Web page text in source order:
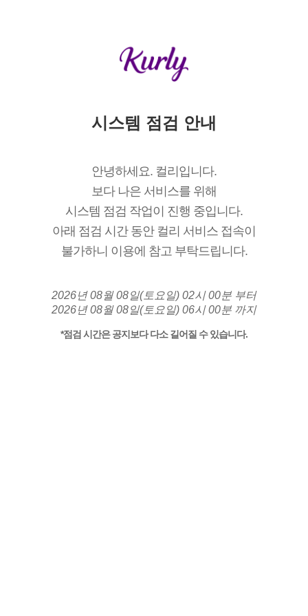
시스템 점검 안내
안녕하세요. 컬리입니다.
보다 나은 서비스를 위해
시스템 점검 작업이 진행 중입니다.
아래 점검 시간 동안 컬리 서비스 접속이
불가하니 이용에 참고 부탁드립니다.
2026년 08월 08일(토요일) 02시 00분 부터
2026년 08월 08일(토요일) 06시 00분 까지
*점검 시간은 공지보다 다소 길어질 수 있습니다.